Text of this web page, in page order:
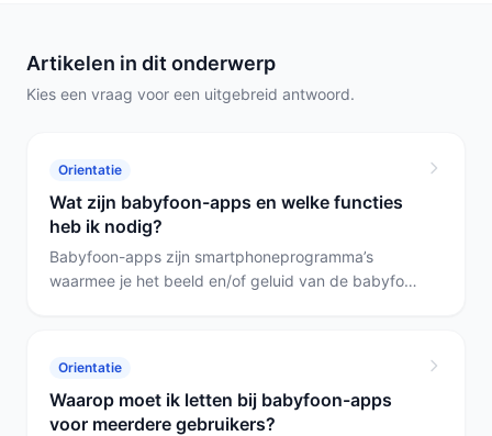
Artikelen in dit onderwerp
Kies een vraag voor een uitgebreid antwoord.
Orientatie
Wat zijn babyfoon-apps en welke functies
heb ik nodig?
Babyfoon-apps zijn smartphoneprogramma’s
waarmee je het beeld en/of geluid van de babyfoon
expliciete app-ondersteuning en internetverbinding
als je op afstand wilt meekijken.
Orientatie
Waarop moet ik letten bij babyfoon-apps
voor meerdere gebruikers?